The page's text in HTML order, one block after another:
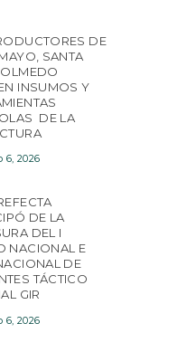
DE
SANTA
INSUMOS Y
DE LA
6, 2026
DE LA
DEL I
NACIONAL E
DE
TÁCTICO
GIR
6, 2026